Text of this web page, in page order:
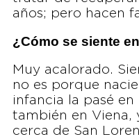
años; pero hacen
¿Cómo se siente
Muy acalorado.
no es porque
infancia la pasé
también en Viena,
cerca de San